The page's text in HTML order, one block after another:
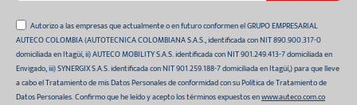
Autorizo a las empresas que actualmente o en futuro conformen el GRUPO EMPRESARIAL
AUTECO COLOMBIA (AUTOTECNICA COLOMBIANA S.A.S., identificada con NIT 890.900.317-0
domiciliada en Itagüí, ii) AUTECO MOBILITY S.A.S. identificada con NIT 901.249.413-7 domiciliada en
Envigado, iii) SYNERGIX S.A.S. identificada con NIT 901.259.188-7 domiciliada en Itagüí,) para que lleve
a cabo el Tratamiento de mis Datos Personales de conformidad con su Política de Tratamiento de
Datos Personales. Confirmo que he leído y acepto los términos expuestos enwww.auteco.com.co